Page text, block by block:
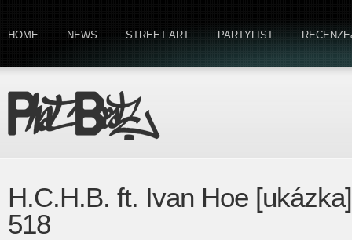
HOME NEWS STREET ART PARTYLIST
H.C.H.B. ft. Ivan Hoe
518